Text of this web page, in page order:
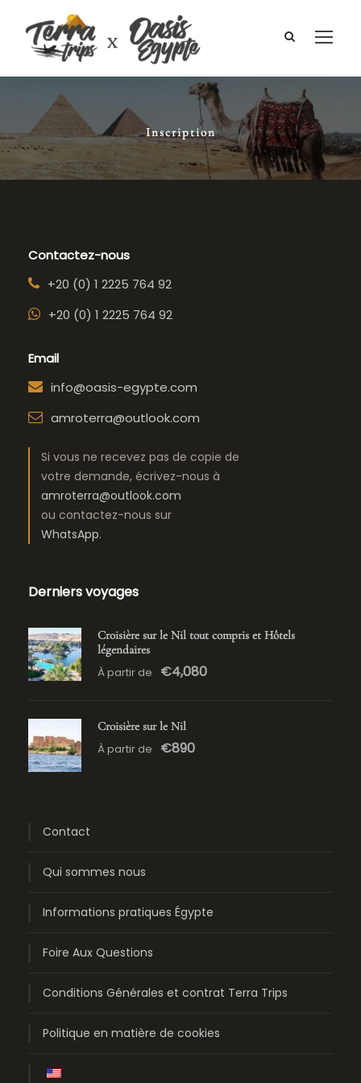
Inscription
Contactez-nous
+20 (0) 1 2225 764 92
+20 (0) 1 2225 764 92
Email
info@oasis-egypte.com
amroterra@outlook.com
Si vous ne recevez pas de copie de
votre demande, écrivez-nous à
amroterra@outlook.com
ou contactez-nous sur
WhatsApp.
Derniers voyages
Croisière sur le Nil tout compris et Hôtels
légendaires
À partir de €4,080
Croisière sur le Nil
À partir de €890
Contact
Qui sommes nous
Informations pratiques Égypte
Foire Aux Questions
Conditions Générales et contrat Terra Trips
Politique en matière de cookies